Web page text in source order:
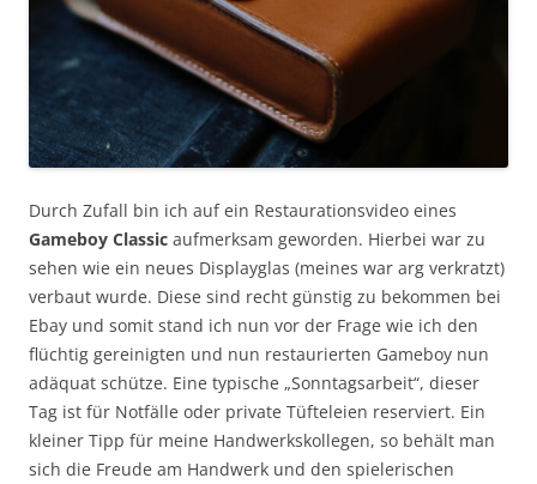
Durch Zufall bin ich auf ein Restaurationsvideo eines
Gameboy Classic aufmerksam geworden. Hierbei war zu
sehen wie ein neues Displayglas (meines war arg verkratzt)
verbaut wurde. Diese sind recht günstig zu bekommen bei
Ebay und somit stand ich nun vor der Frage wie ich den
flüchtig gereinigten und nun restaurierten Gameboy nun
adäquat schütze. Eine typische „Sonntagsarbeit“, dieser
Tag ist für Notfälle oder private Tüfteleien reserviert. Ein
kleiner Tipp für meine Handwerkskollegen, so behält man
sich die Freude am Handwerk und den spielerischen